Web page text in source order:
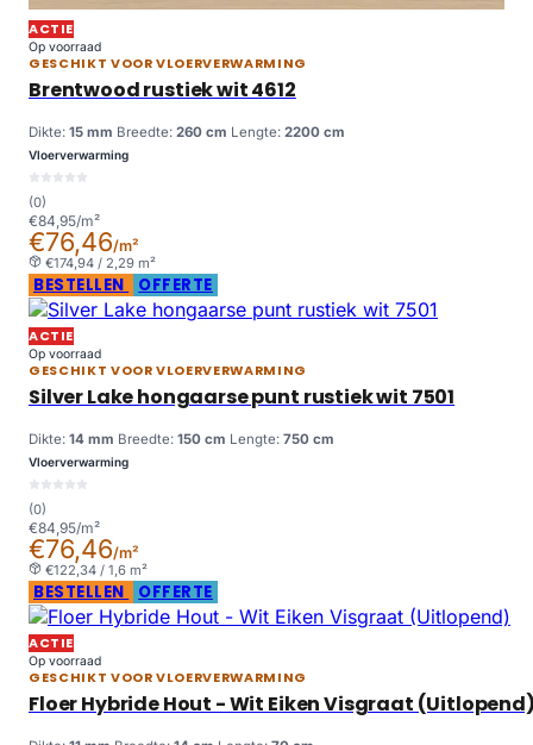
ACTIE
Op voorraad
GESCHIKT VOOR VLOERVERWARMING
Brentwood rustiek wit 4612
Dikte: 15 mm Breedte: 260 cm Lengte: 2200 cm
Vloerverwarming
(0)
€84,95/m²
€76,46/m²
€174,94 / 2,29 m²
BESTELLEN OFFERTE
ACTIE
Op voorraad
GESCHIKT VOOR VLOERVERWARMING
Silver Lake hongaarse punt rustiek wit 7501
Dikte: 14 mm Breedte: 150 cm Lengte: 750 cm
Vloerverwarming
(0)
€84,95/m²
€76,46/m²
€122,34 / 1,6 m²
BESTELLEN OFFERTE
ACTIE
Op voorraad
GESCHIKT VOOR VLOERVERWARMING
Floer Hybride Hout - Wit Eiken Visgraat